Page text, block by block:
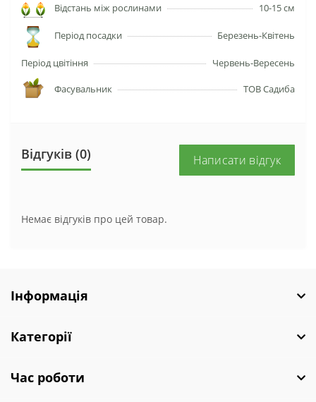
Відстань між рослинами 10-15 см
Період посадки Березень-Квітень
Період цвітіння Червень-Вересень
Фасувальник ТОВ Садиба
Відгуків (0) Написати відгук
Немає відгуків про цей товар.
Інформація
Категорії
Час роботи